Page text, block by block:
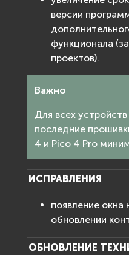
версии
функционала
проектов).
Важно
Для всех
последние
4 и Pico 4 Pro
ИСПРАВЛЕНИЯ
появление окна
обновлении
ОБНОВЛЕНИЕ